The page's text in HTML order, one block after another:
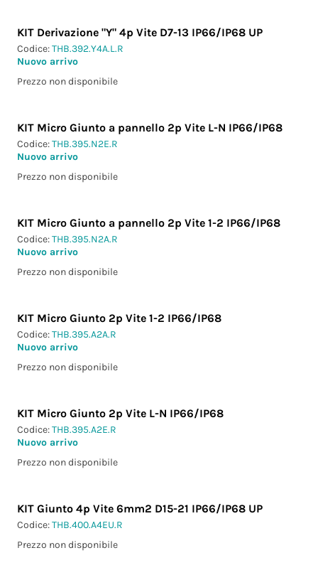
KIT Derivazione "Y" 4p Vite D7-13 IP66/IP68 UP
Codice:THB.392.Y4A.L.R
Nuovo arrivo
Prezzo non disponibile
KIT Micro Giunto a pannello 2p Vite L-N IP66/IP68
Codice:THB.395.N2E.R
Nuovo arrivo
Prezzo non disponibile
KIT Micro Giunto a pannello 2p Vite 1-2 IP66/IP68
Codice:THB.395.N2A.R
Nuovo arrivo
Prezzo non disponibile
KIT Micro Giunto 2p Vite 1-2 IP66/IP68
Codice:THB.395.A2A.R
Nuovo arrivo
Prezzo non disponibile
KIT Micro Giunto 2p Vite L-N IP66/IP68
Codice:THB.395.A2E.R
Nuovo arrivo
Prezzo non disponibile
KIT Giunto 4p Vite 6mm2 D15-21 IP66/IP68 UP
Codice:THB.400.A4EU.R
Prezzo non disponibile